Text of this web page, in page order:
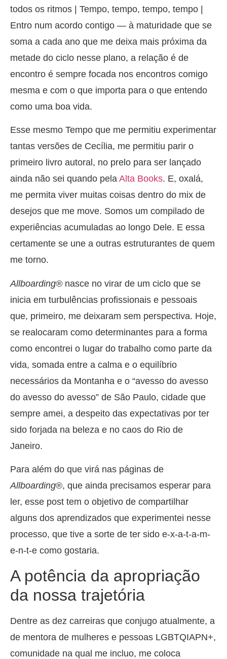
todos os ritmos | Tempo, tempo, tempo, tempo |
Entro num acordo contigo — à maturidade que se
soma a cada ano que me deixa mais próxima da
metade do ciclo nesse plano, a relação é de
encontro é sempre focada nos encontros comigo
mesma e com o que importa para o que entendo
como uma boa vida.
Esse mesmo Tempo que me permitiu experimentar
tantas versões de Cecília, me permitiu parir o
primeiro livro autoral, no prelo para ser lançado
ainda não sei quando pela Alta Books. E, oxalá,
me permita viver muitas coisas dentro do mix de
desejos que me move. Somos um compilado de
experiências acumuladas ao longo Dele. E essa
certamente se une a outras estruturantes de quem
me torno.
Allboarding® nasce no virar de um ciclo que se
inicia em turbulências profissionais e pessoais
que, primeiro, me deixaram sem perspectiva. Hoje,
se realocaram como determinantes para a forma
como encontrei o lugar do trabalho como parte da
vida, somada entre a calma e o equilíbrio
necessários da Montanha e o “avesso do avesso
do avesso do avesso” de São Paulo, cidade que
sempre amei, a despeito das expectativas por ter
sido forjada na beleza e no caos do Rio de
Janeiro.
Para além do que virá nas páginas de
Allboarding®, que ainda precisamos esperar para
ler, esse post tem o objetivo de compartilhar
alguns dos aprendizados que experimentei nesse
processo, que tive a sorte de ter sido e-x-a-t-a-m-
e-n-t-e como gostaria.
A potência da apropriação
da nossa trajetória
Dentre as dez carreiras que conjugo atualmente, a
de mentora de mulheres e pessoas LGBTQIAPN+,
comunidade na qual me incluo, me coloca